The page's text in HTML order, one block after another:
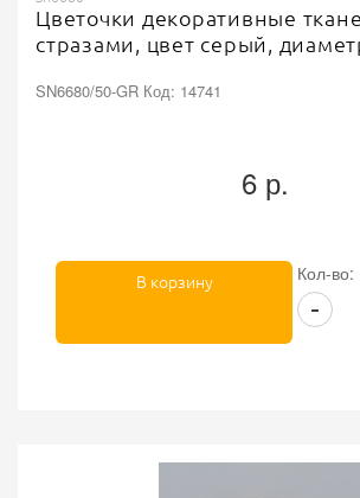
Цветочки декоративные
стразами, цвет серый,
SN6680/50-GR Код: 14741
6 р.
Кол-во:
-
В корзину